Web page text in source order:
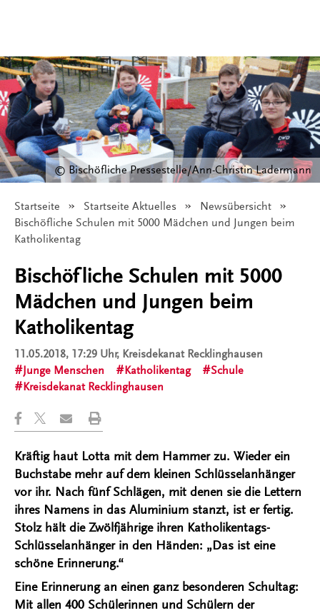
© Bischöfliche Pressestelle/Ann-Christin Ladermann
Startseite Startseite Aktuelles
Newsübersicht
Angezeigt:
Bischöfliche Schulen mit 5000 Mädchen und Jungen beim
Katholikentag
Bischöfliche Schulen mit 5000
Mädchen und Jungen beim
Katholikentag
11.05.2018, 17:29 Uhr, Kreisdekanat Recklinghausen
Junge Menschen
Katholikentag
Schule
Kreisdekanat Recklinghausen
Kräftig haut Lotta mit dem Hammer zu. Wieder ein
Buchstabe mehr auf dem kleinen Schlüsselanhänger
vor ihr. Nach fünf Schlägen, mit denen sie die Lettern
ihres Namens in das Aluminium stanzt, ist er fertig.
Stolz hält die Zwölfjährige ihren Katholikentags-
Schlüsselanhänger in den Händen: „Das ist eine
schöne Erinnerung.“
Eine Erinnerung an einen ganz besonderen Schultag:
Mit allen 400 Schülerinnen und Schülern der